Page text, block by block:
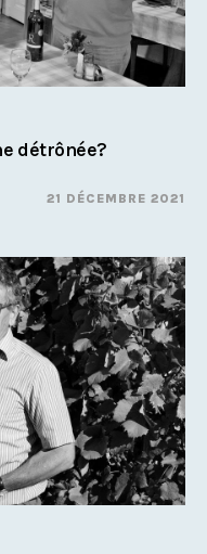
détrônée?
21 DÉCEMBRE 2021